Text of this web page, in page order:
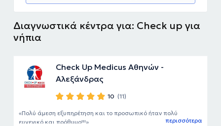
Διαγνωστικά κέντρα για: Check up για
νήπια
Check Up Medicus Αθηνών -
Αλεξάνδρας
10 (11)
Πολύ άμεση εξυπηρέτηση και το προσωπικό ήταν πολύ
ευγενικό και πρόθυμο!!!
περισσότερα